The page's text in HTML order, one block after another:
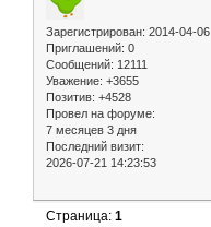
Зарегистрирован: 2014-04-06
Приглашений: 0
Сообщений: 12111
Уважение: +3655
Позитив: +4528
Провел на форуме:
7 месяцев 3 дня
Последний визит:
2026-07-21 14:23:53
Страница:1